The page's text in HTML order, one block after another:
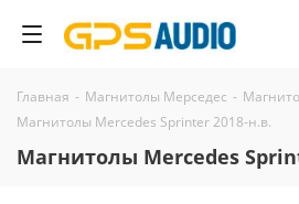
Главная - Магнитолы Мерседес -
Магнитолы Mercedes Sprinter 2018-н.в.
Магнитолы Mercedes